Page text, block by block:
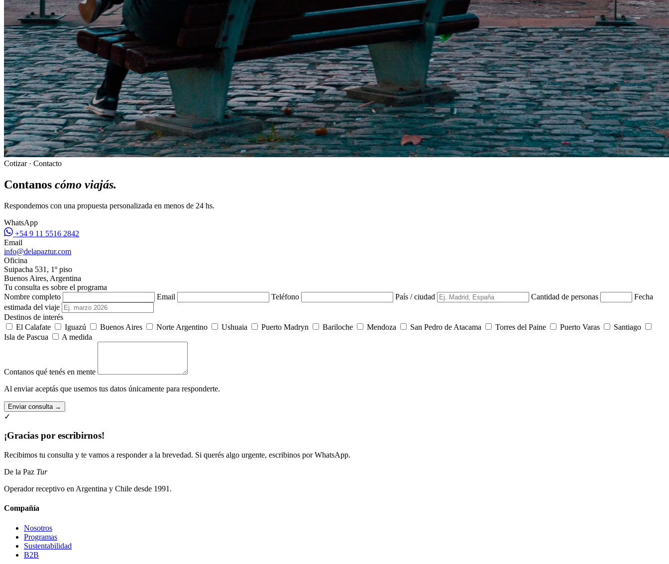
Cotizar · Contacto
Contanos cómo viajás.
Respondemos con una propuesta personalizada en menos de 24 hs.
WhatsApp
+54 9 11 5516 2842
Email
info@delapaztur.com
Oficina
Suipacha 531, 1º piso
Buenos Aires, Argentina
Tu consulta es sobre el programa
Nombre completo
Email Teléfono País / ciudad Cantidad de personas
Fecha
estimada del viaje
Destinos de interés
El Calafate
Iguazú Buenos Aires Norte Argentino Ushuaia Puerto Madryn Bariloche Mendoza San Pedro de Atacama Torres del Paine Puerto Varas
Santiago
Isla de Pascua
A medida
Contanos qué tenés en mente
Al enviar aceptás que usemos tus datos únicamente para responderte.
Enviar consulta →
✓
¡Gracias por escribirnos!
Recibimos tu consulta y te vamos a responder a la brevedad. Si querés algo urgente, escribinos por WhatsApp.
De la Paz Tur
Operador receptivo en Argentina y Chile desde 1991.
Compañía
Nosotros
Programas
Sustentabilidad
B2B